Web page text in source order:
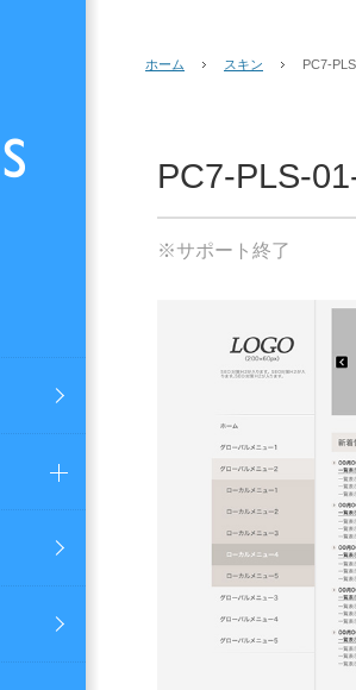
ホーム スキン PC7-
PC7-PLS-
※サポート終了